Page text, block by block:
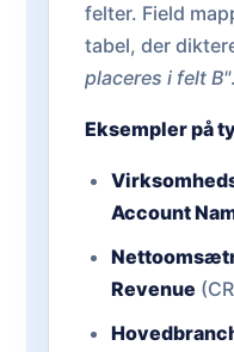
felter. Field
tabel, der
placeres i felt B".
Eksempler på
Account
Revenue